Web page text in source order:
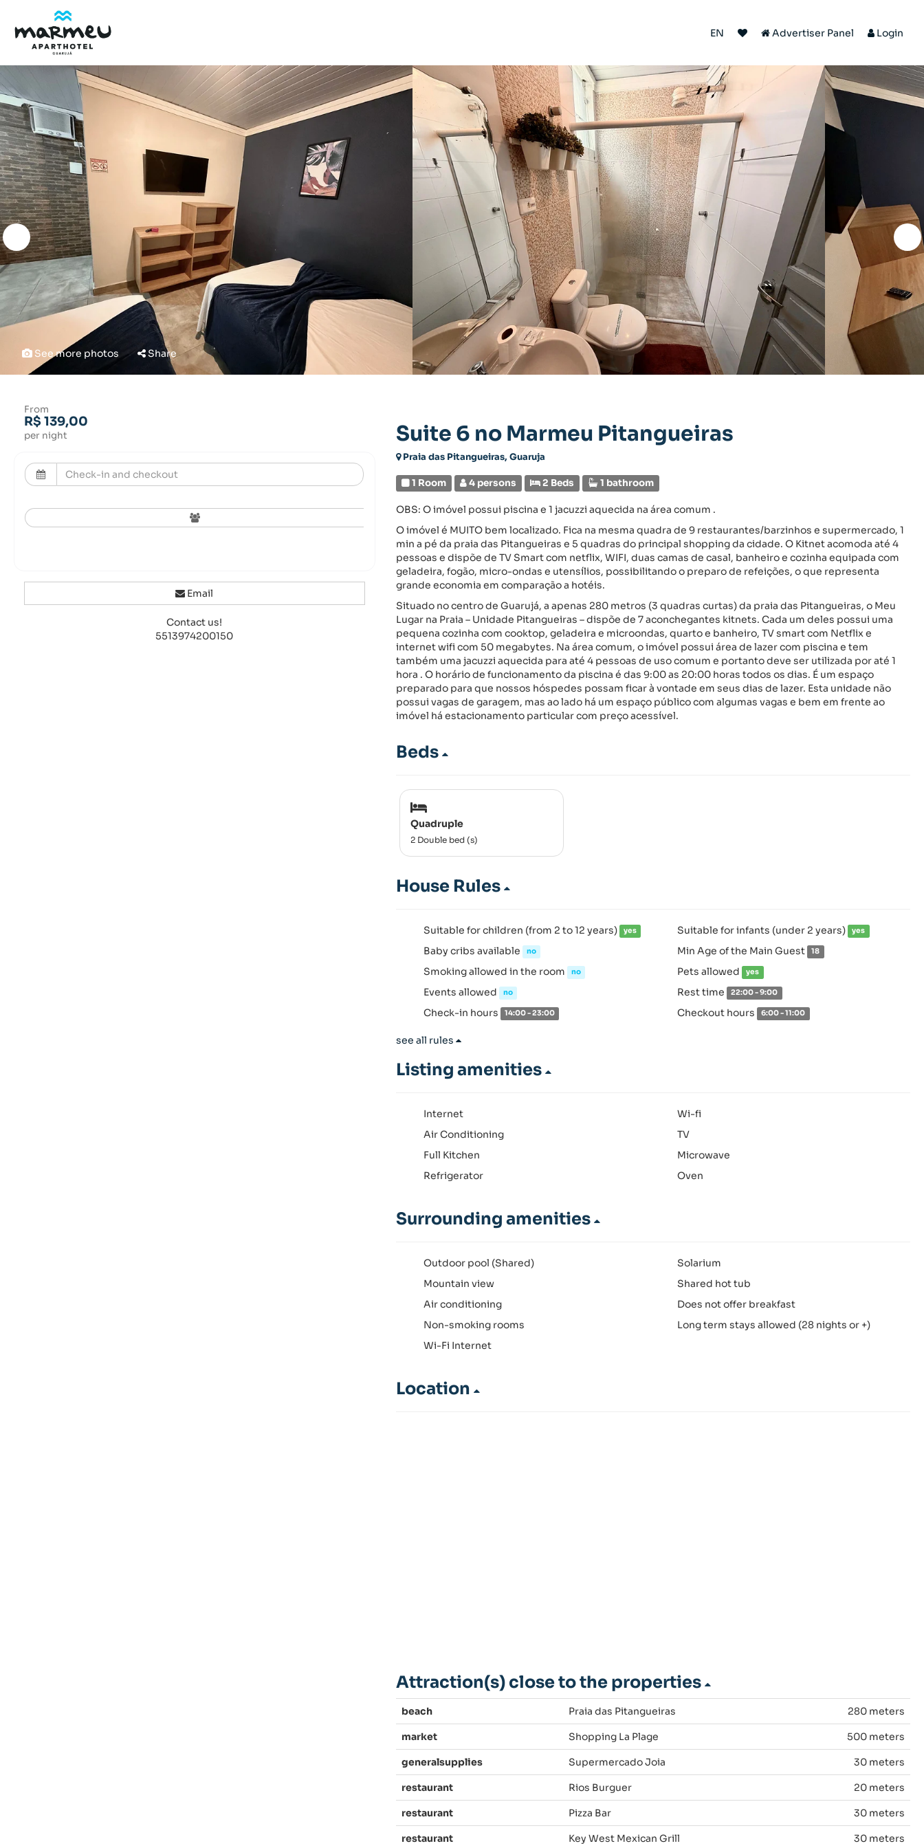
EN Advertiser Panel Login
See more photos Share
Suite 6 no Marmeu Pitangueiras
Praia das Pitangueiras, Guaruja
1 Room 4 persons 2 Beds 1 bathroom
OBS: O imóvel possui piscina e 1 jacuzzi aquecida na área comum .
O imóvel é MUITO bem localizado. Fica na mesma quadra de 9 restaurantes/barzinhos e supermercado, 1
min a pé da praia das Pitangueiras e 5 quadras do principal shopping da cidade. O Kitnet acomoda até 4
pessoas e dispõe de TV Smart com netflix, WIFI, duas camas de casal, banheiro e cozinha equipada com
geladeira, fogão, micro-ondas e utensílios, possibilitando o preparo de refeições, o que representa
grande economia em comparação a hotéis.
Situado no centro de Guarujá, a apenas 280 metros (3 quadras curtas) da praia das Pitangueiras, o Meu
Lugar na Praia – Unidade Pitangueiras – dispõe de 7 aconchegantes kitnets. Cada um deles possui uma
pequena cozinha com cooktop, geladeira e microondas, quarto e banheiro, TV smart com Netflix e
internet wifi com 50 megabytes. Na área comum, o imóvel possui área de lazer com piscina e tem
também uma jacuzzi aquecida para até 4 pessoas de uso comum e portanto deve ser utilizada por até 1
hora . O horário de funcionamento da piscina é das 9:00 as 20:00 horas todos os dias. É um espaço
preparado para que nossos hóspedes possam ficar à vontade em seus dias de lazer. Esta unidade não
possui vagas de garagem, mas ao lado há um espaço público com algumas vagas e bem em frente ao
imóvel há estacionamento particular com preço acessível.
Beds
Quadruple
2 Double bed (s)
House Rules
Suitable for children (from 2 to 12 years) yes Suitable for infants (under 2 years) yes
Baby cribs available no Min Age of the Main Guest 18
Smoking allowed in the room no Pets allowed yes
Events allowed no Rest time 22:00 - 9:00
Check-in hours 14:00 - 23:00 Checkout hours 6:00 - 11:00
see all rules
Listing amenities
Internet
Wi-fi
Air Conditioning
TV
Full Kitchen
Microwave
Refrigerator
Oven
Surrounding amenities
Outdoor pool (Shared)
Solarium
Mountain view
Shared hot tub
Air conditioning
Does not offer breakfast
Non-smoking rooms
Long term stays allowed (28 nights or +)
Wi-Fi Internet
Location
Attraction(s) close to the properties
beach Praia das Pitangueiras 280 meters
market Shopping La Plage 500 meters
generalsupplies Supermercado Joia 30 meters
restaurant Rios Burguer 20 meters
restaurant Pizza Bar 30 meters
restaurant Key West Mexican Grill 30 meters
From
R$ 139,00
per night
Email
Contact us!
5513974200150